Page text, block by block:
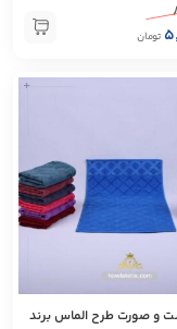
تومان
+
و صورت طرح الماس برند